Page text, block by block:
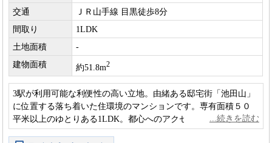
交通
ＪＲ山手線 目黒徒歩8分
間取り
1LDK
土地面積
-
建物面積
約51.8m2
3駅が利用可能な利便性の高い立地。由緒ある邸宅街「池田山」
に位置する落ち着いた住環境のマンションです。専有面積５０
平米以上のゆとりある1LDK。都心へのアクセスの良さと静かな
住環境を兼ね備えてます。